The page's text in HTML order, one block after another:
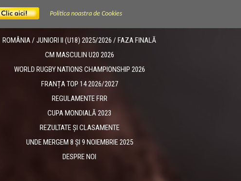
Politica noastra de Cookies
ROMÂNIA / JUNIORI II (U18) 2025/2026 / FAZA FINALĂ
CM MASCULIN U20 2026
WORLD RUGBY NATIONS CHAMPIONSHIP 2026
FRANȚA TOP 14 2026/2027
REGULAMENTE FRR
CUPA MONDIALĂ 2023
REZULTATE ȘI CLASAMENTE
UNDE MERGEM 8 ȘI 9 NOIEMBRIE 2025
DESPRE NOI